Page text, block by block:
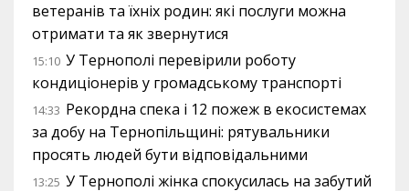
ветеранів та їхніх родин: які послуги можна
отримати та як звернутися
15:10 У Тернополі перевірили роботу
кондиціонерів у громадському транспорті
14:33 Рекордна спека і 12 пожеж в екосистемах
за добу на Тернопільщині: рятувальники
просять людей бути відповідальними
13:25 У Тернополі жінка спокусилась на забутий